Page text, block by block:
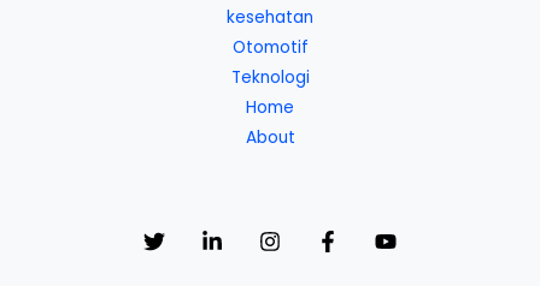
kesehatan
Otomotif
Teknologi
Home
About